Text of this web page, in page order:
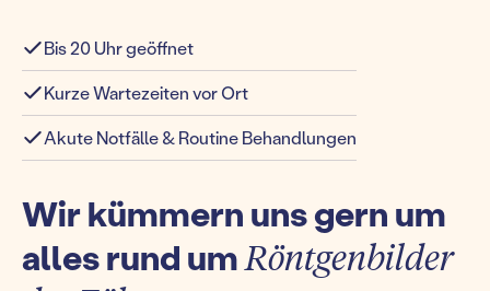
Bis 20 Uhr geöffnet
Kurze Wartezeiten vor Ort
Akute Notfälle & Routine Behandlungen
Wir kümmern uns gern um
alles rund umRöntgenbilder